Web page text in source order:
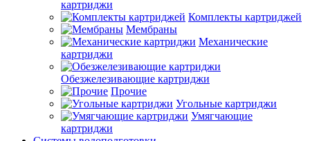
картриджи
Комплекты картриджей
Мембраны
Механические
картриджи
Обезжелезивающие картриджи
Прочие
Угольные картриджи
Умягчающие
картриджи